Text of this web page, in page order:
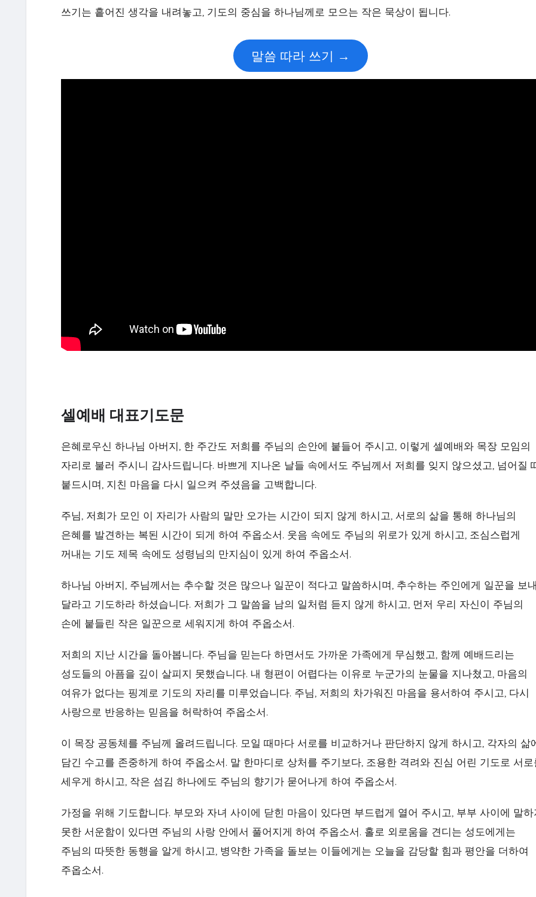
쓰기는 흩어진 생각을 내려놓고, 기도의 중심을 하나님께로 모으는 작은 묵상이 됩니다.
말씀 따라 쓰기 →
셀예배 대표기도문
은혜로우신 하나님 아버지, 한 주간도 저희를 주님의 손안에 붙들어 주시고, 이렇게 셀예배와 목장 모임의
자리로 불러 주시니 감사드립니다. 바쁘게 지나온 날들 속에서도 주님께서 저희를 잊지 않으셨고, 넘어질
붙드시며, 지친 마음을 다시 일으켜 주셨음을 고백합니다.
주님, 저희가 모인 이 자리가 사람의 말만 오가는 시간이 되지 않게 하시고, 서로의 삶을 통해 하나님의
은혜를 발견하는 복된 시간이 되게 하여 주옵소서. 웃음 속에도 주님의 위로가 있게 하시고, 조심스럽게
꺼내는 기도 제목 속에도 성령님의 만지심이 있게 하여 주옵소서.
하나님 아버지, 주님께서는 추수할 것은 많으나 일꾼이 적다고 말씀하시며, 추수하는 주인에게 일꾼을 보
달라고 기도하라 하셨습니다. 저희가 그 말씀을 남의 일처럼 듣지 않게 하시고, 먼저 우리 자신이 주님의
손에 붙들린 작은 일꾼으로 세워지게 하여 주옵소서.
저희의 지난 시간을 돌아봅니다. 주님을 믿는다 하면서도 가까운 가족에게 무심했고, 함께 예배드리는
성도들의 아픔을 깊이 살피지 못했습니다. 내 형편이 어렵다는 이유로 누군가의 눈물을 지나쳤고, 마음의
여유가 없다는 핑계로 기도의 자리를 미루었습니다. 주님, 저희의 차가워진 마음을 용서하여 주시고, 다시
사랑으로 반응하는 믿음을 허락하여 주옵소서.
이 목장 공동체를 주님께 올려드립니다. 모일 때마다 서로를 비교하거나 판단하지 않게 하시고, 각자의 삶
담긴 수고를 존중하게 하여 주옵소서. 말 한마디로 상처를 주기보다, 조용한 격려와 진심 어린 기도로 서로
세우게 하시고, 작은 섬김 하나에도 주님의 향기가 묻어나게 하여 주옵소서.
가정을 위해 기도합니다. 부모와 자녀 사이에 닫힌 마음이 있다면 부드럽게 열어 주시고, 부부 사이에 말하
못한 서운함이 있다면 주님의 사랑 안에서 풀어지게 하여 주옵소서. 홀로 외로움을 견디는 성도에게는
주님의 따뜻한 동행을 알게 하시고, 병약한 가족을 돌보는 이들에게는 오늘을 감당할 힘과 평안을 더하여
주옵소서.